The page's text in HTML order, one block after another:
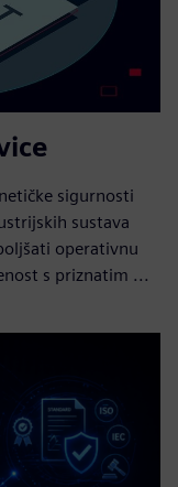
sigurnosti
sustava
operativnu
s priznatim ...